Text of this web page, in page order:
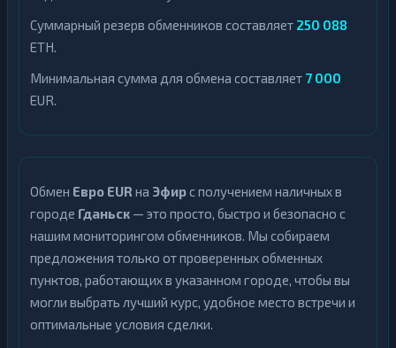
Суммарный резерв обменников составляет 250 088
ETH.
Минимальная сумма для обмена составляет 7 000
EUR.
Обмен Евро EUR на Эфирс получением наличных в
городе Гданьск — это просто, быстро и безопасно с
нашим мониторингом обменников. Мы собираем
предложения только от проверенных обменных
пунктов, работающих в указанном городе, чтобы вы
могли выбрать лучший курс, удобное место встречи и
оптимальные условия сделки.